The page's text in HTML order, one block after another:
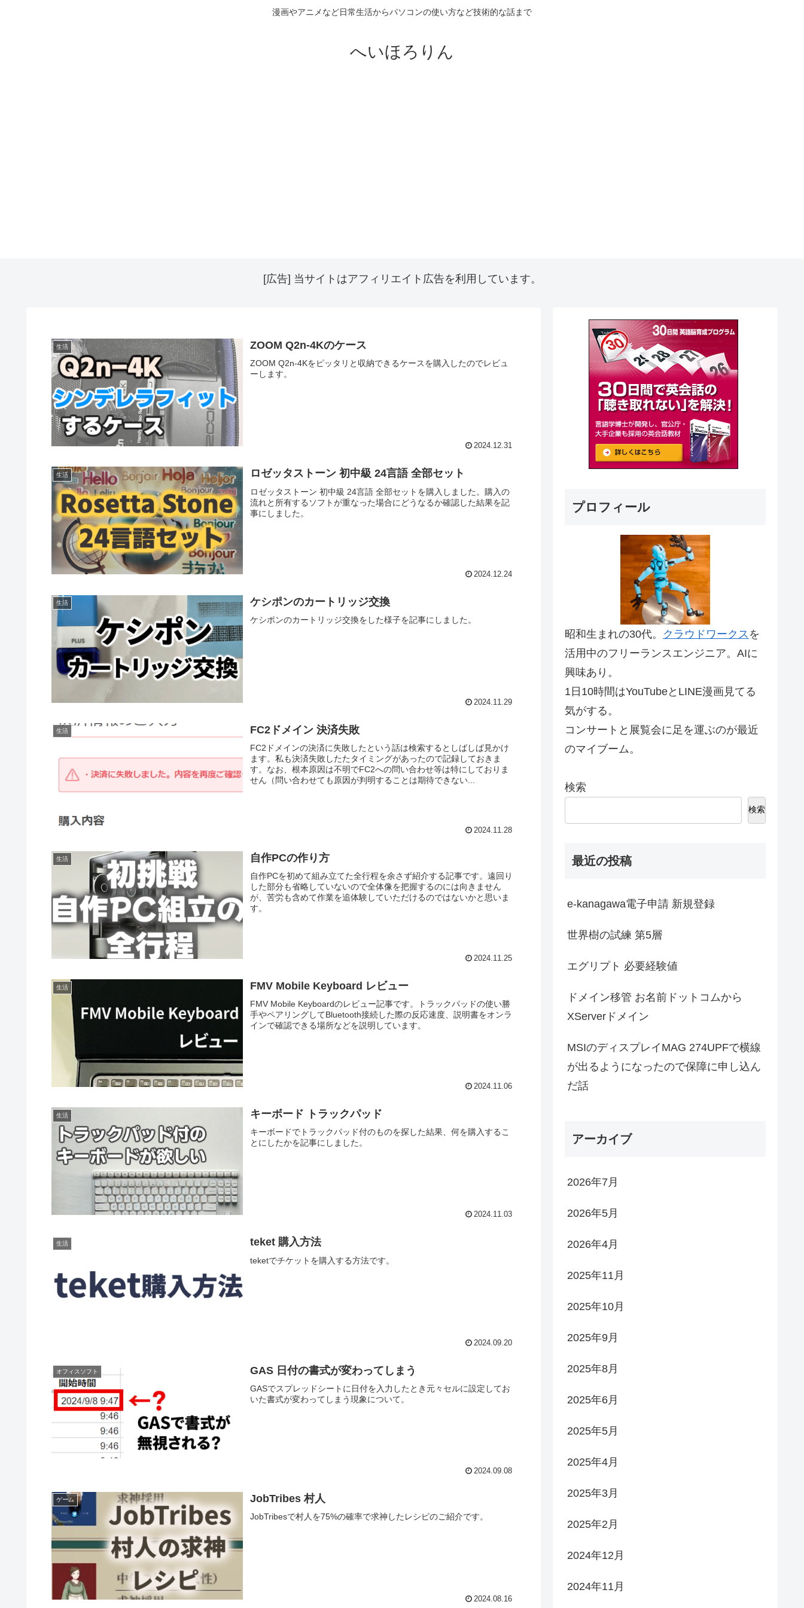
漫画やアニメなど日常生活からパソコンの使い方など技術的な話まで
へいほろりん
[広告] 当サイトはアフィリエイト広告を利用しています。
生活 ZOOM Q2n-4Kのケース
ZOOM Q2n-4Kをピッタリと収納できるケースを購入したのでレビュ
ーします。
2024.12.31
生活 ロゼッタストーン 初中級 24言語 全部セット
ロゼッタストーン 初中級 24言語 全部セットを購入しました。購入の
流れと所有するソフトが重なった場合にどうなるか確認した結果を記
事にしました。
2024.12.24
生活 ケシポンのカートリッジ交換
ケシポンのカートリッジ交換をした様子を記事にしました。
2024.11.29
生活 FC2ドメイン 決済失敗
FC2ドメインの決済に失敗したという話は検索するとしばしば見かけ
ます。私も決済失敗したたタイミングがあったので記録しておきま
す。なお、根本原因は不明でFC2への問い合わせ等は特にしておりま
せん（問い合わせても原因が判明することは期待できない...
2024.11.28
生活 自作PCの作り方
自作PCを初めて組み立てた全行程を余さず紹介する記事です。遠回り
した部分も省略していないので全体像を把握するのには向きません
が、苦労も含めて作業を追体験していただけるのではないかと思いま
す。
2024.11.25
生活 FMV Mobile Keyboard レビュー
FMV Mobile Keyboardのレビュー記事です。トラックパッドの使い勝
手やペアリングしてBluetooth接続した際の反応速度、説明書をオンラ
インで確認できる場所などを説明しています。
2024.11.06
生活 キーボード トラックパッド
キーボードでトラックパッド付のものを探した結果、何を購入するこ
とにしたかを記事にしました。
2024.11.03
生活 teket 購入方法
teketでチケットを購入する方法です。
2024.09.20
オフィスソフト GAS 日付の書式が変わってしまう
GASでスプレッドシートに日付を入力したとき元々セルに設定してお
いた書式が変わってしまう現象について。
2024.09.08
ゲーム JobTribes 村人
JobTribesで村人を75%の確率で求神したレシピのご紹介です。
2024.08.16
プロフィール
昭和生まれの30代。 クラウドワークス を
活用中のフリーランスエンジニア。AIに
興味あり。
1日10時間はYouTubeとLINE漫画見てる
気がする。
コンサートと展覧会に足を運ぶのが最近
のマイブーム。
検索
検索
最近の投稿
e-kanagawa電子申請 新規登録
世界樹の試練 第5層
エグリプト 必要経験値
ドメイン移管 お名前ドットコムから
XServerドメイン
MSIのディスプレイMAG 274UPFで横線
が出るようになったので保障に申し込ん
だ話
アーカイブ
2026年7月
2026年5月
2026年4月
2025年11月
2025年10月
2025年9月
2025年8月
2025年6月
2025年5月
2025年4月
2025年3月
2025年2月
2024年12月
2024年11月